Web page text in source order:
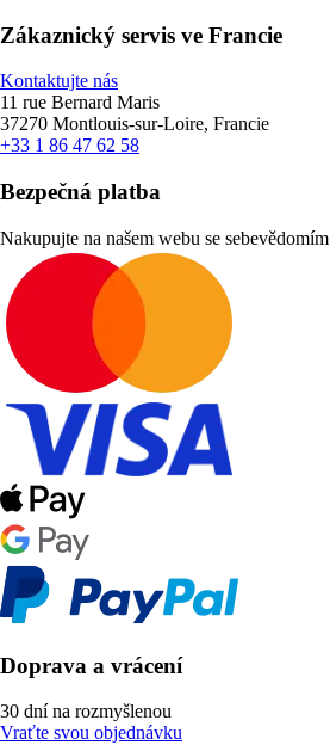
Zákaznický servis ve Francie
Kontaktujte nás
11 rue Bernard Maris
37270 Montlouis-sur-Loire, Francie
+33 1 86 47 62 58
Bezpečná platba
Nakupujte na našem webu se sebevědomím
Doprava a vrácení
30 dní na rozmyšlenou
Vraťte svou objednávku